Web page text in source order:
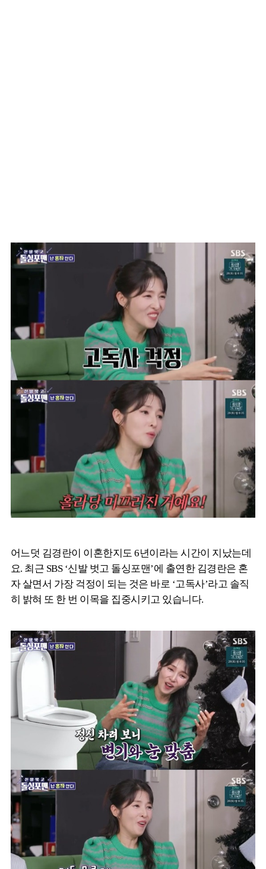
어느덧 김경란이 이혼한지도 6년이라는 시간이 지났는데
요. 최근 SBS ‘신발 벗고 돌싱포맨’에 출연한 김경란은 혼
자 살면서 가장 걱정이 되는 것은 바로 ‘고독사’라고 솔직
히 밝혀 또 한 번 이목을 집중시키고 있습니다.